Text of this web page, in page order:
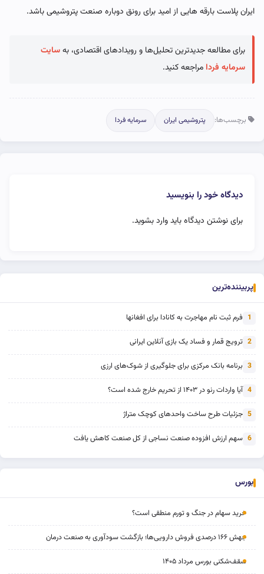
ایران پلاست بارقه هایی از امید برای رونق دوباره صنعت پتروشیمی باشد.
برای مطالعه جدیدترین تحلیل‌ها و رویدادهای اقتصادی، بهسایت
سرمایه فردا مراجعه کنید.
برچسب‌ها: پتروشیمی ایران سرمایه فردا
دیدگاه خود را بنویسید
برای نوشتن دیدگاه بایدوارد بشوید.
پربیننده‌ترین
1 فرم ثبت نام مهاجرت به کانادا برای افغانها
2 ترویج قمار و فساد یک بازی آنلاین ایرانی
3 برنامه بانک مرکزی برای جلوگیری از شوک‌های ارزی
4 آیا واردات رنو در ۱۴۰۳ از تحریم خارج شده است؟
5 جزئیات طرح ساخت واحدهای کوچک متراژ
6 سهم ارزش افزوده صنعت نساجی از کل صنعت کاهش یافت
بورس
خرید سهام در جنگ و تورم منطقی است؟
جهش ۱۶۶ درصدی فروش دارویی‌ها؛ بازگشت سودآوری به صنعت درمان
سقف‌شکنی بورس مرداد ۱۴۰۵